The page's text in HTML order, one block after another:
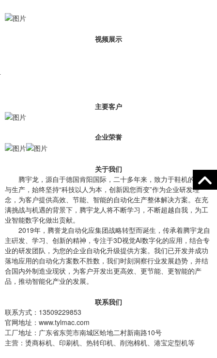
视频展示
主要客户
企业荣誉
关于我们
腾宇龙，源自于德国肯阳国际，二十多年来，致力于鞋机的研发
与生产，始终坚持“科技以人为本，创新因您而变”作为企业研发理
念，为客户提供高效、节能、智能的自动化生产整体解决方案。在充
满挑战与机遇的背景下，腾宇龙人将不断学习，不断超越自我，为工
业智能数字化做出贡献。
2019年，腾誉龙自动化应集团战略转型而诞生，传承着腾宇龙自
主硏发、学习、创新的精神，专注于3D视觉AI数字化的应用，结合专
业的研发团队，为您的企业自动化升级提供方案。我们已开发并成功
落地应用的自动化方案数不胜数，我们时刻洞察行业发展趋势，并结
合国内外制造业现状，为客户开发出更高效、更节能、更智能的产
品，推动智能化产业的发展。
联系我们
联系方式：13509229853
官网地址：www.tylmac.com
工厂地址：广东省东莞市南城区蛤地二村新南路10号
主营：烫商标机、印刷机、热转印机、削泡棉机、港宝定型机等